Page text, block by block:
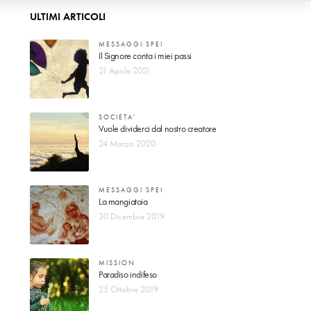
ULTIMI ARTICOLI
MESSAGGI SPEI
Il Signore conta i miei passi
21 Aprile 2021
SOCIETA'
Vuole dividerci dal nostro creatore
24 Marzo 2020
MESSAGGI SPEI
La mangiatoia
30 Dicembre 2019
MISSION
Paradiso indifeso
25 Ottobre 2019